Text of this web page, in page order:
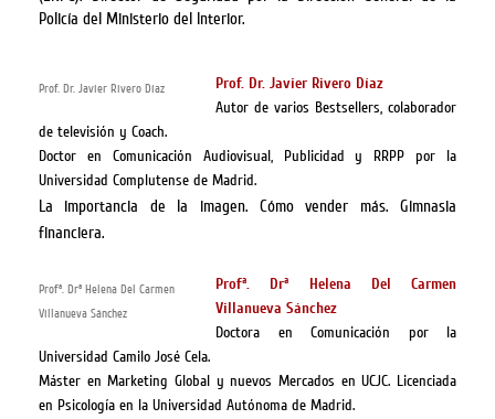
Policía del Ministerio del Interior.
Prof. Dr. Javier Rivero Díaz
Prof. Dr. Javier Rivero Díaz
Autor de varios Bestsellers, colaborador
de televisión y Coach.
Doctor en Comunicación Audiovisual, Publicidad y RRPP por la
Universidad Complutense de Madrid.
La importancia de la imagen. Cómo vender más. Gimnasia
financiera.
Profª. Drª Helena Del Carmen
Villanueva Sánchez
Profª. Drª Helena Del Carmen
Villanueva Sánchez
Doctora en Comunicación por la
Universidad Camilo José Cela.
Máster en Marketing Global y nuevos Mercados en UCJC. Licenciada
en Psicología en la Universidad Autónoma de Madrid.